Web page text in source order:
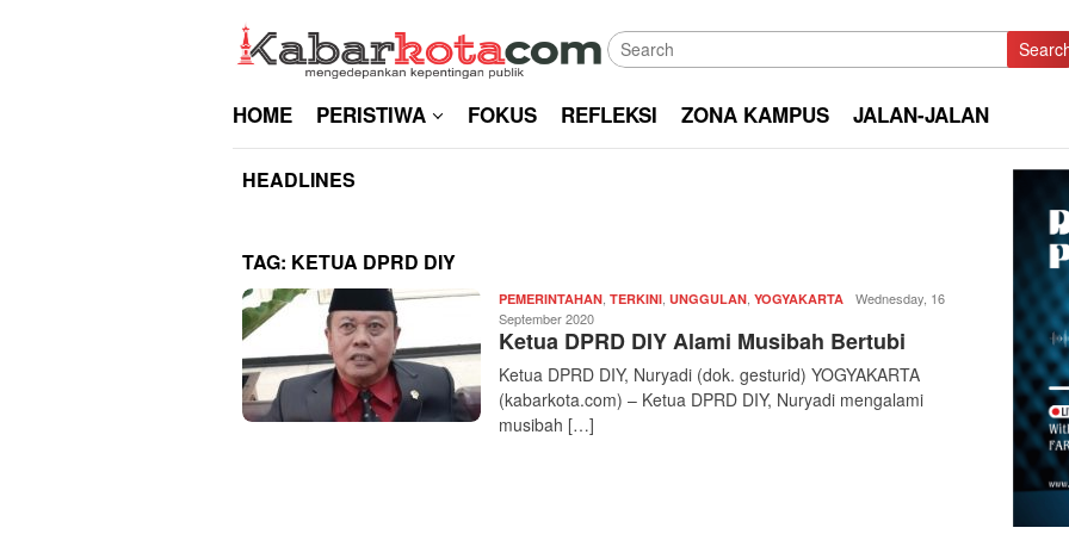
HOME PERISTIWA FOKUS REFLEKSI ZONA KAMPUS JALAN-JALAN
HEADLINES
TAG: KETUA DPRD DIY
PEMERINTAHAN TERKINI UNGGULAN YOGYAKARTA Redaksi
kabarkota
Wednesday, 16
September 2020
Ketua DPRD DIY Alami Musibah Bertubi
Ketua DPRD DIY, Nuryadi (dok. gesturid) YOGYAKARTA
(kabarkota.com) – Ketua DPRD DIY, Nuryadi mengalami
musibah […]